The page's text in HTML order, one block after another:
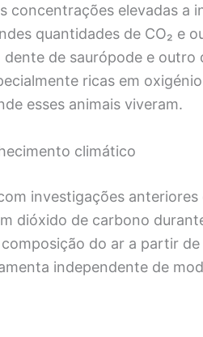
concentrações elevadas a
quantidades de CO₂ e
de saurópode e
ricas em
esses animais viveram.
climático
investigações
dióxido de carbono
do ar a partir
independente de